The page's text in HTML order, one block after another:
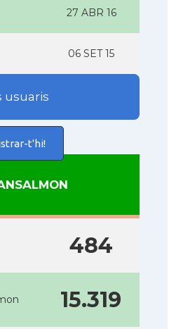
27 ABR 16
06 SET 15
usuaris
t'hi!
484
15.319